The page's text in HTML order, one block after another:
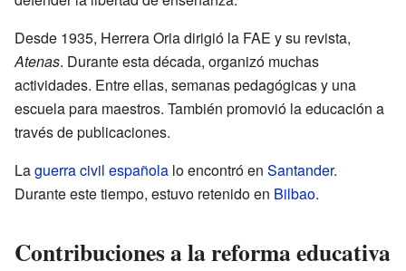
Desde 1935, Herrera Oria dirigió la FAE y su revista,
Atenas. Durante esta década, organizó muchas
actividades. Entre ellas, semanas pedagógicas y una
escuela para maestros. También promovió la educación a
través de publicaciones.
Laguerra civil española lo encontró en Santander.
Durante este tiempo, estuvo retenido en Bilbao.
Contribuciones a la reforma educativa